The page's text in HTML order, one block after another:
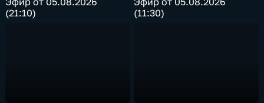
(21:10)
(11:30)